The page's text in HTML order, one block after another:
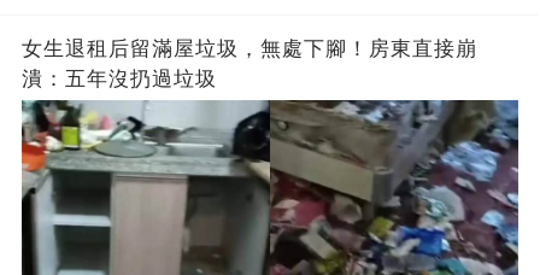
女生退租后留滿屋垃圾，無處下腳！房東直接崩
潰：五年沒扔過垃圾